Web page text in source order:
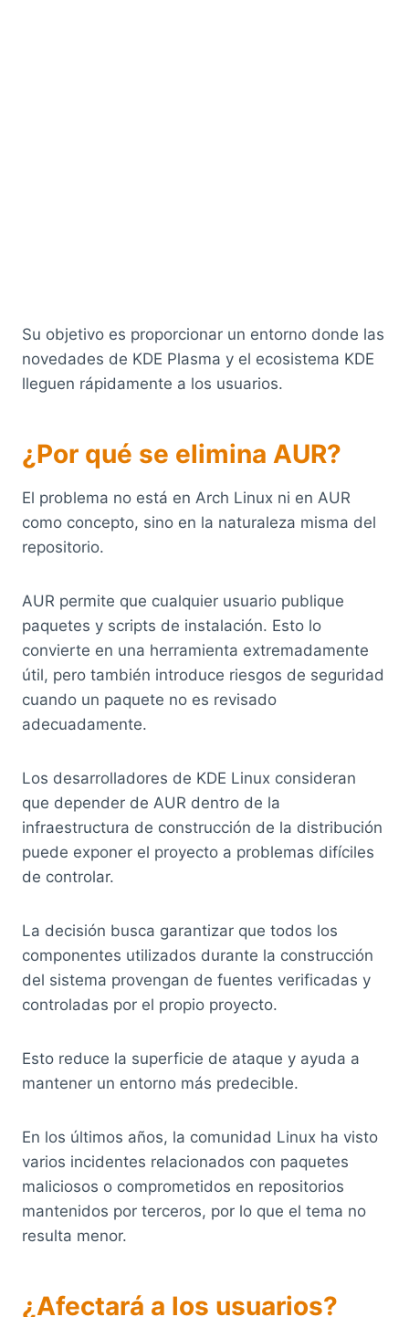
Su objetivo es proporcionar un entorno donde las
novedades de KDE Plasma y el ecosistema KDE
lleguen rápidamente a los usuarios.
¿Por qué se elimina AUR?
El problema no está en Arch Linux ni en AUR
como concepto, sino en la naturaleza misma del
repositorio.
AUR permite que cualquier usuario publique
paquetes y scripts de instalación. Esto lo
convierte en una herramienta extremadamente
útil, pero también introduce riesgos de seguridad
cuando un paquete no es revisado
adecuadamente.
Los desarrolladores de KDE Linux consideran
que depender de AUR dentro de la
infraestructura de construcción de la distribución
puede exponer el proyecto a problemas difíciles
de controlar.
La decisión busca garantizar que todos los
componentes utilizados durante la construcción
del sistema provengan de fuentes verificadas y
controladas por el propio proyecto.
Esto reduce la superficie de ataque y ayuda a
mantener un entorno más predecible.
En los últimos años, la comunidad Linux ha visto
varios incidentes relacionados con paquetes
maliciosos o comprometidos en repositorios
mantenidos por terceros, por lo que el tema no
resulta menor.
¿Afectará a los usuarios?